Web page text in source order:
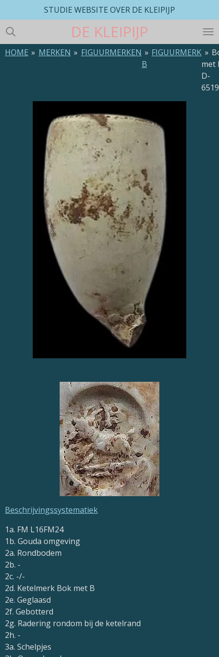
direct
naar
de
hoofdinhoud
DE KLEIPIJP
STUDIE WEBSITE OVER DE KLEIPIJP
HOME » MERKEN » FIGUURMERKEN » FIGUURMERK
B
»
met
D-
6519
Beschrijvingssystematiek
1a. FM L16FM24
1b. Gouda omgeving
2a. Rondbodem
2b. -
2c. -/-
2d. Ketelmerk Bok met B
2e. Geglaasd
2f. Gebotterd
2g. Radering rondom bij de ketelrand
2h. -
3a. Schelpjes